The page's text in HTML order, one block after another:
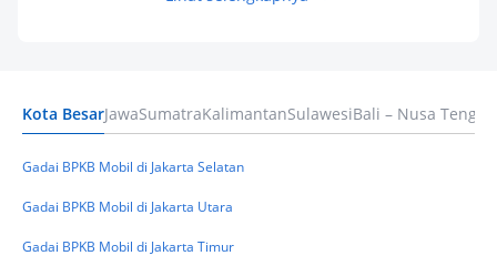
Keuangan
Masuk BI Checking? Simak Peraturan
Kota BesarJawaSumatraKalimantanSulawesiBali – Nusa
Gadai BPKB Mobil di Jakarta Selatan
Gadai BPKB Mobil di Jakarta Utara
Gadai BPKB Mobil di Jakarta Timur